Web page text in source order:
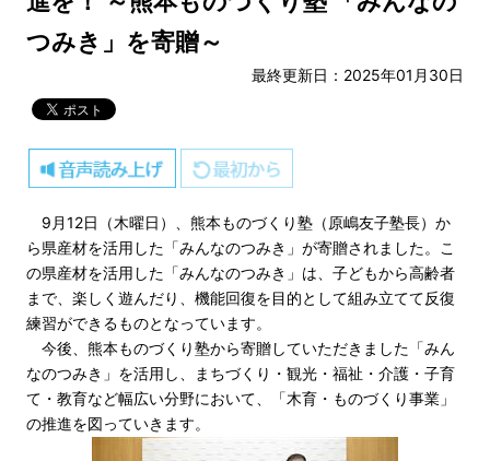
つみき」を寄贈～
最終更新日：2025年01月30日
9月12日（木曜日）、熊本ものづくり塾（原嶋友子塾長）か
ら県産材を活用した「みんなのつみき」が寄贈されました。こ
の県産材を活用した「みんなのつみき」は、子どもから高齢者
まで、楽しく遊んだり、機能回復を目的として組み立てて反復
練習ができるものとなっています。
今後、熊本ものづくり塾から寄贈していただきました「みん
なのつみき」を活用し、まちづくり・観光・福祉・介護・子育
て・教育など幅広い分野において、「木育・ものづくり事業」
の推進を図っていきます。